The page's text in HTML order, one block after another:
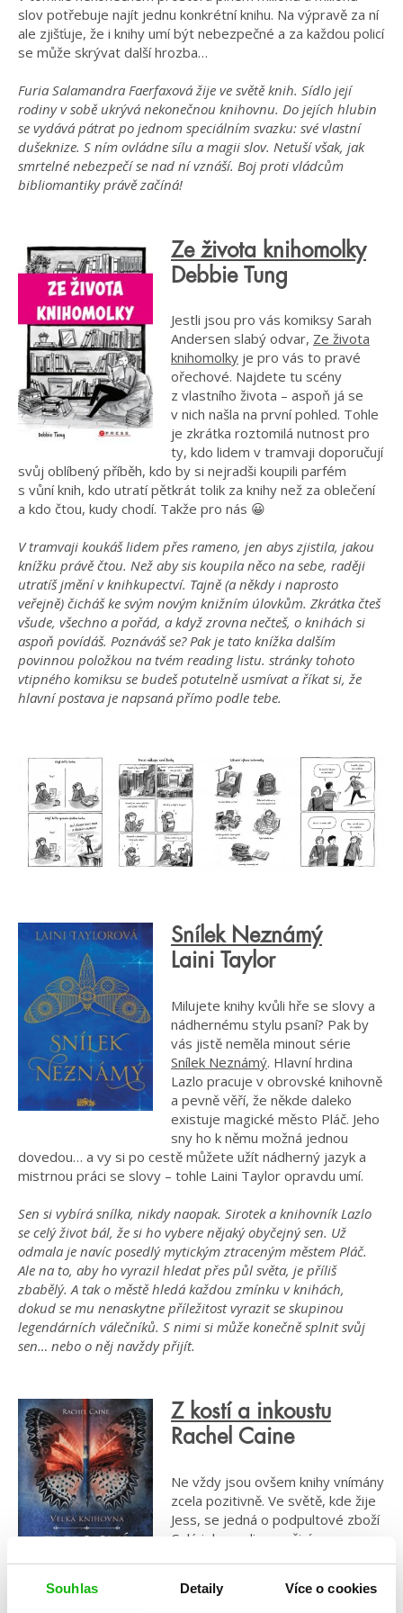
Souhlas Detaily Více o cookies
slov potřebuje najít jednu konkrétní knihu. Na výpravě za ní
ale zjišťuje, že i knihy umí být nebezpečné a za každou policí
se může skrývat další hrozba…
Furia Salamandra Faerfaxová žije ve světě knih. Sídlo její
rodiny v sobě ukrývá nekonečnou knihovnu. Do jejích hlubin
se vydává pátrat po jednom speciálním svazku: své vlastní
dušeknize. S ním ovládne sílu a magii slov. Netuší však, jak
smrtelné nebezpečí se nad ní vznáší. Boj proti vládcům
bibliomantiky právě začíná!
Ze života knihomolky
Debbie Tung
Jestli jsou pro vás komiksy Sarah
Andersen slabý odvar, Ze života
knihomolky je pro vás to pravé
ořechové. Najdete tu scény
z vlastního života – aspoň já se
v nich našla na první pohled. Tohle
je zkrátka roztomilá nutnost pro
ty, kdo lidem v tramvaji doporučují
svůj oblíbený příběh, kdo by si nejradši koupili parfém
s vůní knih, kdo utratí pětkrát tolik za knihy než za oblečení
a kdo čtou, kudy chodí. Takže pro nás 😀
V tramvaji koukáš lidem přes rameno, jen abys zjistila, jakou
knížku právě čtou. Než aby sis koupila něco na sebe, raději
utratíš jmění v knihkupectví. Tajně (a někdy i naprosto
veřejně) čicháš ke svým novým knižním úlovkům. Zkrátka čteš
všude, všechno a pořád, a když zrovna nečteš, o knihách si
aspoň povídáš. Poznáváš se? Pak je tato knížka dalším
povinnou položkou na tvém reading listu. stránky tohoto
vtipného komiksu se budeš potutelně usmívat a říkat si, že
hlavní postava je napsaná přímo podle tebe.
Snílek Neznámý
Laini Taylor
Milujete knihy kvůli hře se slovy a
nádhernému stylu psaní? Pak by
vás jistě neměla minout série
Snílek Neznámý. Hlavní hrdina
Lazlo pracuje v obrovské knihovně
a pevně věří, že někde daleko
existuje magické město Pláč. Jeho
sny ho k němu možná jednou
dovedou… a vy si po cestě můžete užít nádherný jazyk a
mistrnou práci se slovy – tohle Laini Taylor opravdu umí.
Sen si vybírá snílka, nikdy naopak. Sirotek a knihovník Lazlo
se celý život bál, že si ho vybere nějaký obyčejný sen. Už
odmala je navíc posedlý mytickým ztraceným městem Pláč.
Ale na to, aby ho vyrazil hledat přes půl světa, je příliš
zbabělý. A tak o městě hledá každou zmínku v knihách,
dokud se mu nenaskytne příležitost vyrazit se skupinou
legendárních válečníků. S nimi si může konečně splnit svůj
sen… nebo o něj navždy přijít.
Z kostí a inkoustu
Rachel Caine
Ne vždy jsou ovšem knihy vnímány
zcela pozitivně. Ve světě, kde žije
Jess, se jedná o podpultové zboží
Celá jeho rodina se živí
knihovně v Alexandrii a vědění je